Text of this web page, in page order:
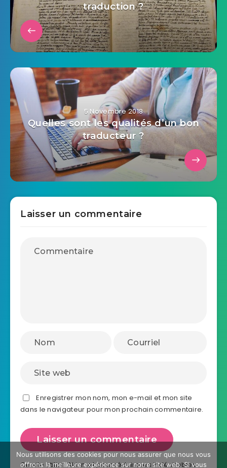
traduction ?
5 Novembre 2018
Quelles sont les qualités d’un bon
traducteur ?
Laisser un commentaire
Enregistrer mon nom, mon e-mail et mon site
dans le navigateur pour mon prochain commentaire.
Ce site utilise Akismet pour réduire les indésirables.
Nous utilisons des cookies pour nous assurer que nous vous
offrons la meilleure expérience sur notre site web. Si vous